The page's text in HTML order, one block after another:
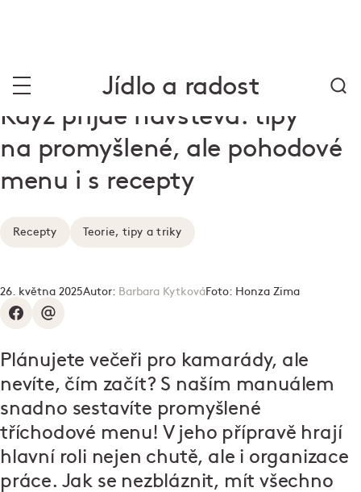
Jídlo a radost
Když přijde návštěva: tipy
na promyšlené, ale pohodové
menu i s recepty
Recepty Teorie, tipy a triky
26. května 2025Autor: Barbara KytkováFoto: Honza Zima
Plánujete večeři pro kamarády, ale
nevíte, čím začít? S naším manuálem
snadno sestavíte promyšlené
tříchodové menu! V jeho přípravě hrají
hlavní roli nejen chutě, ale i organizace
práce. Jak se nezbláznit, mít všechno